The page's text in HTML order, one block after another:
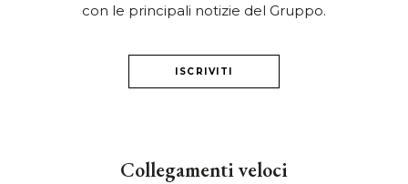
con le principali notizie del Gruppo.
ISCRIVITI
Collegamenti veloci